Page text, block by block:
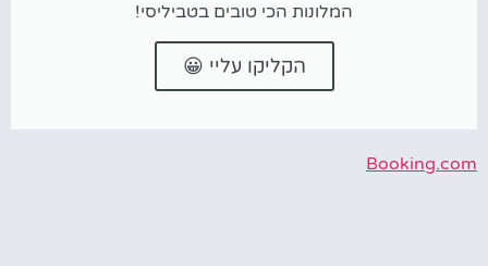
המלונות הכי טובים בטביליסי!
הקליקו עליי 😀
Booking.com